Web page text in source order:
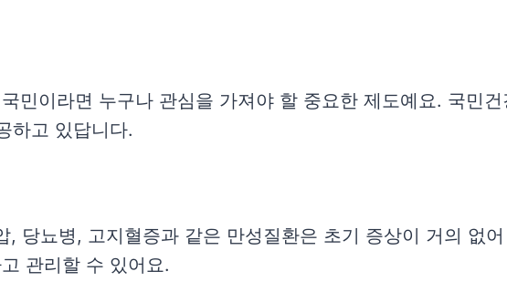
민이라면 누구나 관심을 가져야 할 중요한 제도예요. 국민
하고 있답니다.
, 당뇨병, 고지혈증과 같은 만성질환은 초기 증상이 거의 없
관리할 수 있어요.